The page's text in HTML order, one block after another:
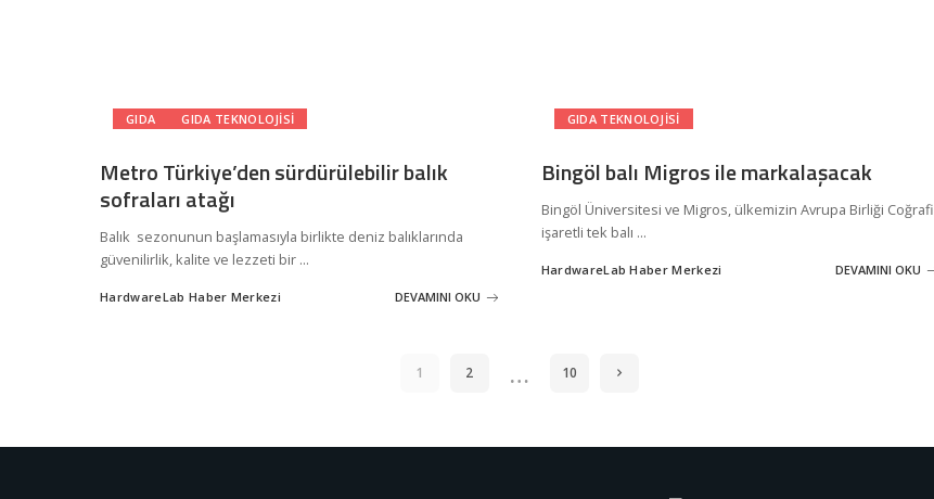
GIDA GIDA TEKNOLOJISI
Metro Türkiye’den sürdürülebilir balık
sofraları atağı
Balık sezonunun başlamasıyla birlikte deniz balıklarında
güvenilirlik, kalite ve lezzeti bir ...
Posted
HardwareLab Haber Merkezi DEVAMINI OKU
GIDA TEKNOLOJISI
Bingöl balı Migros ile markalaşacak
Bingöl Üniversitesi ve Migros, ülkemizin Avrupa Birliği Coğrafi
işaretli tek balı ...
Posted
HardwareLab Haber Merkezi DEVAMINI OKU
1 2 … 10